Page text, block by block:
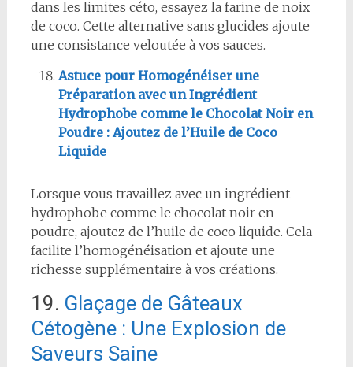
dans les limites céto, essayez la farine de noix
de coco. Cette alternative sans glucides ajoute
une consistance veloutée à vos sauces.
Astuce pour Homogénéiser une
Préparation avec un Ingrédient
Hydrophobe comme le Chocolat Noir en
Poudre : Ajoutez de l’Huile de Coco
Liquide
Lorsque vous travaillez avec un ingrédient
hydrophobe comme le chocolat noir en
poudre, ajoutez de l’huile de coco liquide. Cela
facilite l’homogénéisation et ajoute une
richesse supplémentaire à vos créations.
19. Glaçage de Gâteaux
Cétogène : Une Explosion de
Saveurs Saine